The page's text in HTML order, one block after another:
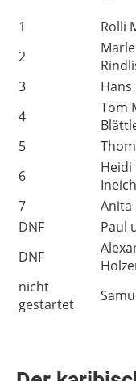
1 Rolli
2
3
4
Tom
5
6
7
Anita
DNF
Paul
DNF
nicht
gestartet